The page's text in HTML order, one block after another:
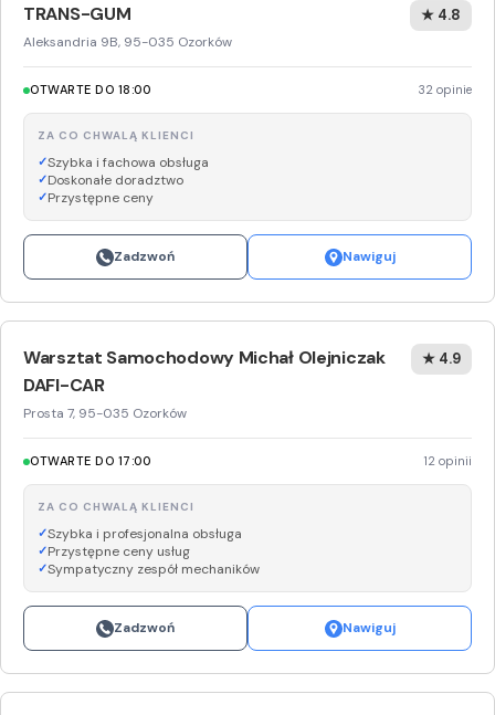
TRANS-GUM
Aleksandria 9B, 95-035 Ozorków
★ 4.8
OTWARTE DO 18:00 32 opinie
ZA CO CHWALĄ KLIENCI
Szybka i fachowa obsługa
Doskonałe doradztwo
Przystępne ceny
Zadzwoń Nawiguj
Warsztat Samochodowy Michał Olejniczak
DAFI-CAR
Prosta 7, 95-035 Ozorków
★ 4.9
OTWARTE DO 17:00 12 opinii
ZA CO CHWALĄ KLIENCI
Szybka i profesjonalna obsługa
Przystępne ceny usług
Sympatyczny zespół mechaników
Zadzwoń Nawiguj